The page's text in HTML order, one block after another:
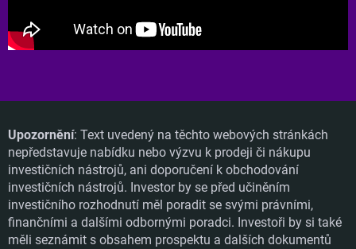
Upozornění: Text uvedený na těchto webových stránkách
nepředstavuje nabídku nebo výzvu k prodeji či nákupu
investičních nástrojů, ani doporučení k obchodování
investičních nástrojů. Investor by se před učiněním
investičního rozhodnutí měl poradit se svými právními,
finančními a dalšími odbornými poradci. Investoři by si také
měli seznámit s obsahem prospektu a dalších dokumentů